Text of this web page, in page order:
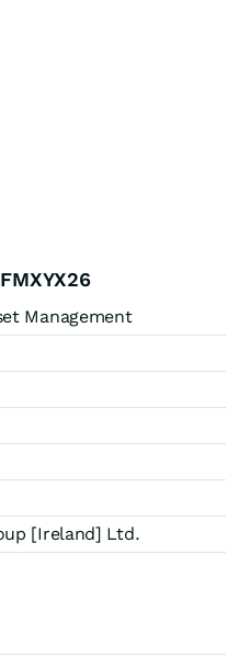
Management
[Ireland] Ltd.